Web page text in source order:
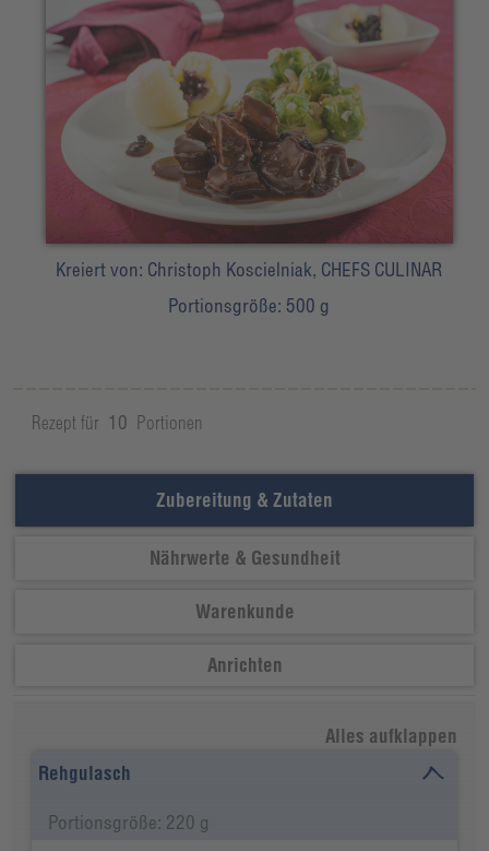
Kreiert von: Christoph Koscielniak, CHEFS CULINAR
Portionsgröße: 500 g
Rezept für 10 Portionen
Zubereitung & Zutaten
Nährwerte & Gesundheit
Warenkunde
Anrichten
Alles aufklappen
Rehgulasch
Portionsgröße: 220 g